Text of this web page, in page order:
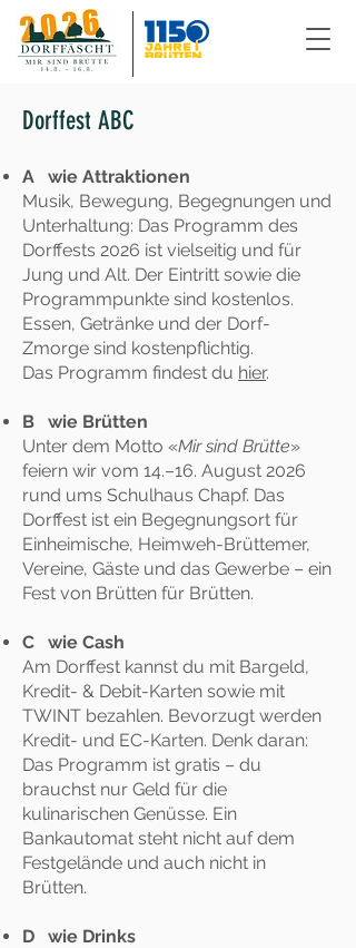
Dorffest ABC
A wie Attraktionen
Musik, Bewegung, Begegnungen und
Unterhaltung: Das Programm des
Dorffests 2026 ist vielseitig und für
Jung und Alt. Der Eintritt sowie die
Programmpunkte sind kostenlos.
Essen, Getränke und der Dorf-
Zmorge sind kostenpflichtig.
Das Programm findest du hier.
B wie Brütten
Unter dem Motto «Mir sind Brütte»
feiern wir vom 14.–16. August 2026
rund ums Schulhaus Chapf. Das
Dorffest ist ein Begegnungsort für
Einheimische, Heimweh-Brüttemer,
Vereine, Gäste und das Gewerbe – ein
Fest von Brütten für Brütten.
C wie Cash
Am Dorffest kannst du mit Bargeld,
Kredit- & Debit-Karten sowie mit
TWINT bezahlen. Bevorzugt werden
Kredit- und EC-Karten. Denk daran:
Das Programm ist gratis – du
brauchst nur Geld für die
kulinarischen Genüsse. Ein
Bankautomat steht nicht auf dem
Festgelände und auch nicht in
Brütten.
D wie Drinks